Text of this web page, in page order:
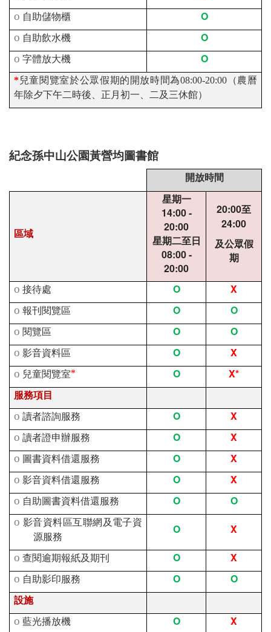
o 自助儲物櫃 O
o 自助飲水機 O
o 字體放大機 O
*兒童閱覽室於公眾假期的開放時間為08:00-20:00（農曆
年除夕下午二時後、正月初一、二及三休館）
紀念孫中山公園黃營均圖書館
開放時間
區域
星期一
14:00 -
20:00
星期二至日
08:00 -
20:00
20:00至
24:00
及公眾假
期
o 接待處 O X
o 報刊閱覽區 O O
o 閱覽區 O O
o 影音資料區 O X
o 兒童閱覽室* O X*
服務項目
o 讀者諮詢服務 O X
o 讀者證申辦服務 O X
o 圖書資料借還服務 O X
o 影音資料借還服務 O X
o 自助圖書資料借還服務 O O
o 影音資料區互聯網及電子資
源服務
O X
o 查閱逾期報紙及期刊 O X
o 自助影印服務 O O
設施
o 藍光播放機 O X